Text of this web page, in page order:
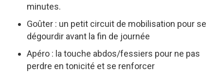
minutes.
Goûter : un petit circuit de mobilisation pour se
dégourdir avant la fin de journée
Apéro : la touche abdos/fessiers pour ne pas
perdre en tonicité et se renforcer